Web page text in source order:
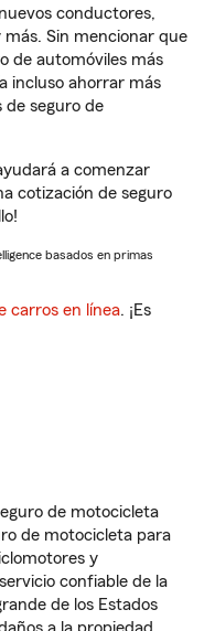
conductores,
más. Sin mencionar que
de automóviles más
incluso ahorrar más
de seguro de
a comenzar
cotización de seguro
basados en primas
carros en línea. ¡Es
de motocicleta
de motocicleta para
y
confiable de la
de los Estados